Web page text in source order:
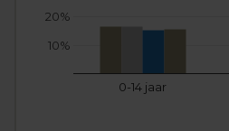
0-14 jaar
10%
20%